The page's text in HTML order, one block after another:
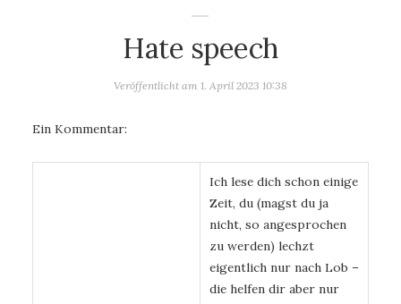
Hate speech
Veröffentlicht am 1. April 2023 10:38
Ein Kommentar:
Ich lese dich schon einige
Zeit, du (magst du ja
nicht, so angesprochen
zu werden) lechzt
eigentlich nur nach Lob –
die helfen dir aber nur